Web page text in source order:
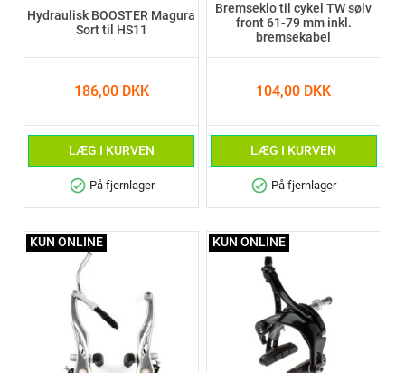
Hydraulisk BOOSTER Magura
Sort til HS11
186,00 DKK
LÆG I KURVEN
check_circle På fjernlager
Bremseklo til cykel TW sølv
front 61-79 mm inkl.
bremsekabel
104,00 DKK
LÆG I KURVEN
check_circle På fjernlager
KUN ONLINE KUN ONLINE